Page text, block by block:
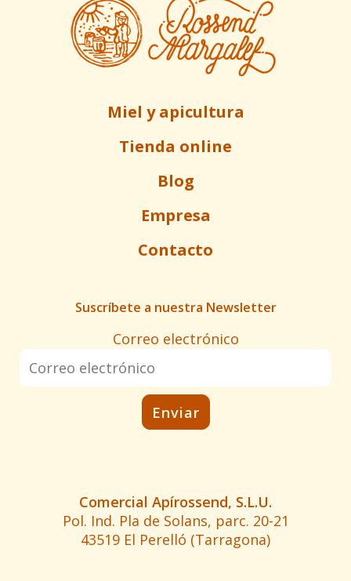
Miel y apicultura
Tienda online
Blog
Empresa
Contacto
Suscríbete a nuestra Newsletter
Correo electrónico
Comercial Apírossend, S.L.U.
Pol. Ind. Pla de Solans, parc. 20-21
43519 El Perelló (Tarragona)